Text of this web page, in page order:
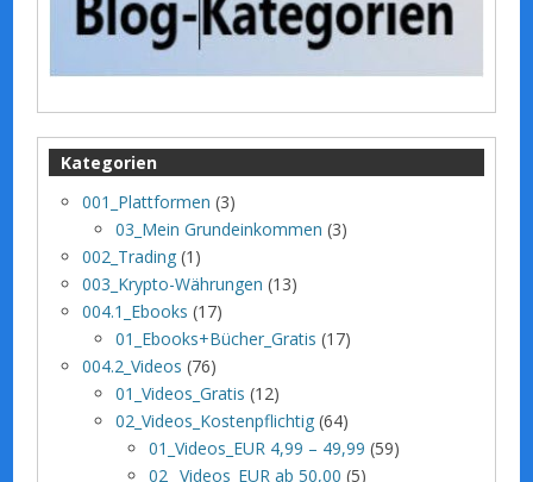
Kategorien
001_Plattformen (3)
03_Mein Grundeinkommen (3)
002_Trading (1)
003_Krypto-Währungen (13)
004.1_Ebooks (17)
01_Ebooks+Bücher_Gratis (17)
004.2_Videos (76)
01_Videos_Gratis (12)
02_Videos_Kostenpflichtig (64)
01_Videos_EUR 4,99 – 49,99 (59)
02_ Videos_EUR ab 50,00 (5)